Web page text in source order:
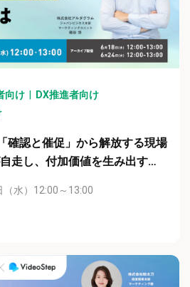
向け
DX推進者向け
確認と催促」から解放する現場
（水）12:00～13:00